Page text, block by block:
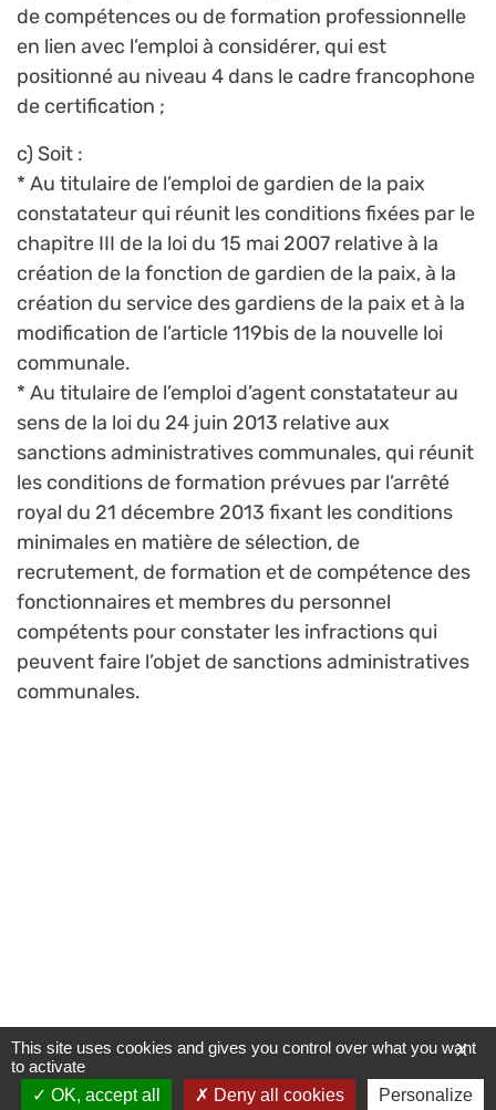
de compétences ou de formation professionnelle
en lien avec l’emploi à considérer, qui est
positionné au niveau 4 dans le cadre francophone
de certification ;
c) Soit :
* Au titulaire de l’emploi de gardien de la paix
constatateur qui réunit les conditions fixées par le
chapitre III de la loi du 15 mai 2007 relative à la
création de la fonction de gardien de la paix, à la
création du service des gardiens de la paix et à la
modification de l’article 119bis de la nouvelle loi
communale.
* Au titulaire de l’emploi d’agent constatateur au
sens de la loi du 24 juin 2013 relative aux
sanctions administratives communales, qui réunit
les conditions de formation prévues par l’arrêté
royal du 21 décembre 2013 fixant les conditions
minimales en matière de sélection, de
recrutement, de formation et de compétence des
fonctionnaires et membres du personnel
compétents pour constater les infractions qui
peuvent faire l’objet de sanctions administratives
communales.
X
This site uses cookies and gives you control over what you want
to activate
OK, accept all
Deny all cookies Personalize